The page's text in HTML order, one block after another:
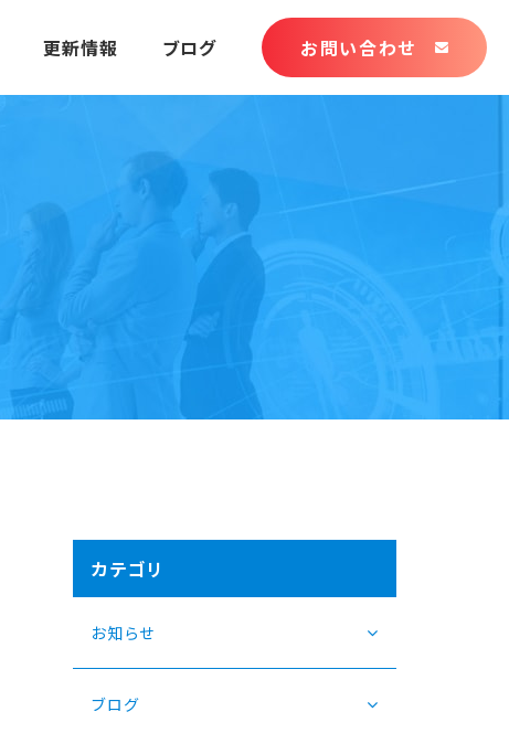
更新情報 ブログ お問い合わせ
カテゴリ
お知らせ
ブログ